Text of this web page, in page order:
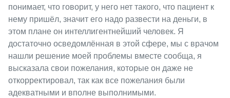
понимает, что говорит, у него нет такого, что пациент к
нему пришёл, значит его надо развести на деньги, в
этом плане он интеллигентнейший человек. Я
достаточно осведомлённая в этой сфере, мы с врачом
нашли решение моей проблемы вместе сообща, я
высказала свои пожелания, которые он даже не
откорректировал, так как все пожелания были
адекватными и вполне выполнимыми.